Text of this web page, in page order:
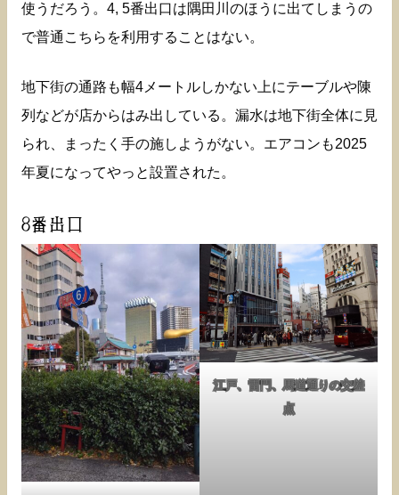
使うだろう。4, 5番出口は隅田川のほうに出てしまうの
で普通こちらを利用することはない。
地下街の通路も幅4メートルしかない上にテーブルや陳
列などが店からはみ出している。漏水は地下街全体に見
られ、まったく手の施しようがない。エアコンも2025
年夏になってやっと設置された。
8番出口
江戸、雷門、馬道通りの交差
点